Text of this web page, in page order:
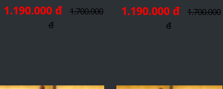
1.190.000 đ
1.700.000
đ
1.190.000 đ
1.700.000
đ